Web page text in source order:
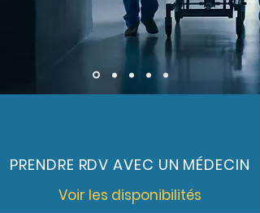
PRENDRE RDV AVEC UN MÉDECIN
Voir les disponibilités